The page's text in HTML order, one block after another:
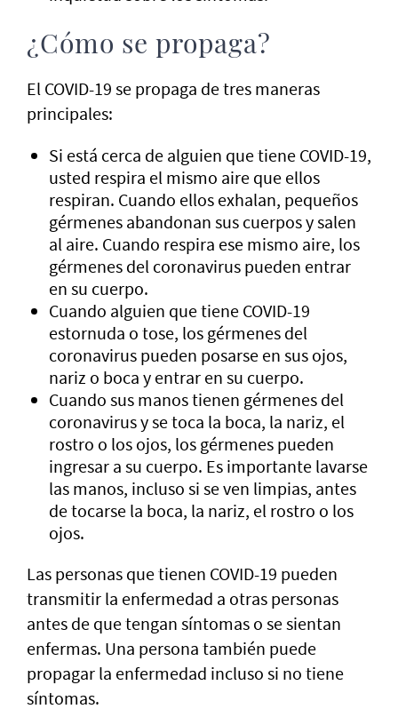
¿Cómo se propaga?
El COVID-19 se propaga de tres maneras
principales:
Si está cerca de alguien que tiene COVID-19,
usted respira el mismo aire que ellos
respiran. Cuando ellos exhalan, pequeños
gérmenes abandonan sus cuerpos y salen
al aire. Cuando respira ese mismo aire, los
gérmenes del coronavirus pueden entrar
en su cuerpo.
Cuando alguien que tiene COVID-19
estornuda o tose, los gérmenes del
coronavirus pueden posarse en sus ojos,
nariz o boca y entrar en su cuerpo.
Cuando sus manos tienen gérmenes del
coronavirus y se toca la boca, la nariz, el
rostro o los ojos, los gérmenes pueden
ingresar a su cuerpo. Es importante lavarse
las manos, incluso si se ven limpias, antes
de tocarse la boca, la nariz, el rostro o los
ojos.
Las personas que tienen COVID-19 pueden
transmitir la enfermedad a otras personas
antes de que tengan síntomas o se sientan
enfermas. Una persona también puede
propagar la enfermedad incluso si no tiene
síntomas.